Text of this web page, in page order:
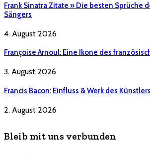
Frank Sinatra Zitate » Die besten Sprüche
Sängers
4. August 2026
Françoise Arnoul: Eine Ikone des
3. August 2026
Francis Bacon: Einfluss & Werk des Künstlers
2. August 2026
Bleib mit uns verbunden